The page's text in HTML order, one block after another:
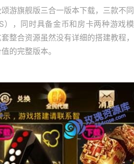
游旗舰版三合一版本下载，三款不同
），同时具备金币和房卡两种游戏模
整合资源虽然没有详细的搭建教程，
的完整版本。